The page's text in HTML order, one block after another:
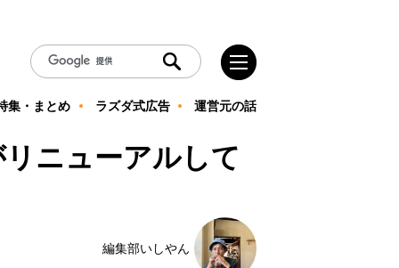
集・まとめ ラズダ式広告 運営元の話
ニューアルして
編集部いしやん